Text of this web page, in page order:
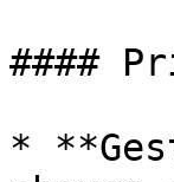
####
*